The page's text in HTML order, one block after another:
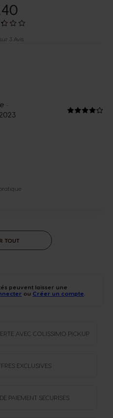
3 Avis
-
TOUT
peuvent laisser une
ou Créer un compte
AVEC COLISSIMO PICKUP
EXCLUSIVES
PAIEMENT SECURISES